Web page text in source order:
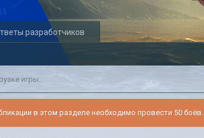
разработчиков
игры.
в этом разделе необходимо провести 50 боёв.